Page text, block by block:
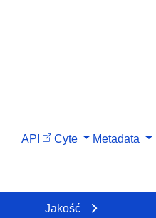
API Cyte Metadata
Jakość